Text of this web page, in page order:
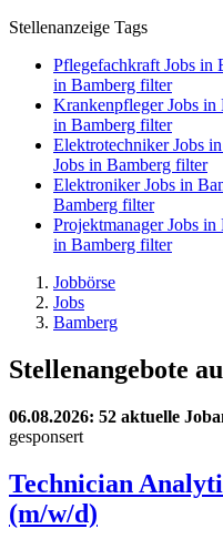
Stellenanzeige Tags
Pflegefachkraft Jobs in
in Bamberg filter
Krankenpfleger Jobs in
in Bamberg filter
Elektrotechniker Jobs
Jobs in Bamberg filter
Elektroniker Jobs in
Bamberg filter
Projektmanager Jobs in
in Bamberg filter
Jobbörse
Jobs
Bamberg
Stellenangebote
06.08.2026: 52 aktuelle
gesponsert
Technician
(m/w/d)